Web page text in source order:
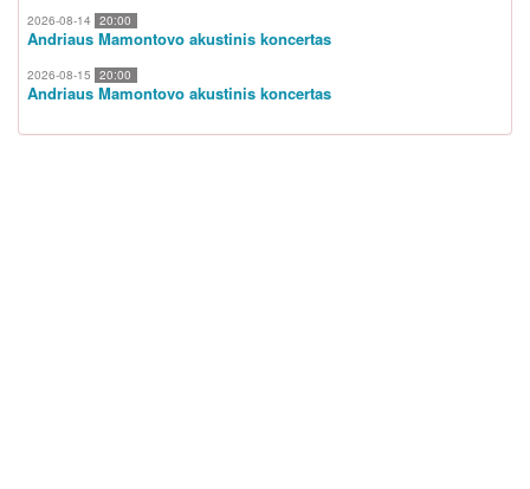
2026-08-14 20:00
Andriaus Mamontovo akustinis koncertas
2026-08-15 20:00
Andriaus Mamontovo akustinis koncertas